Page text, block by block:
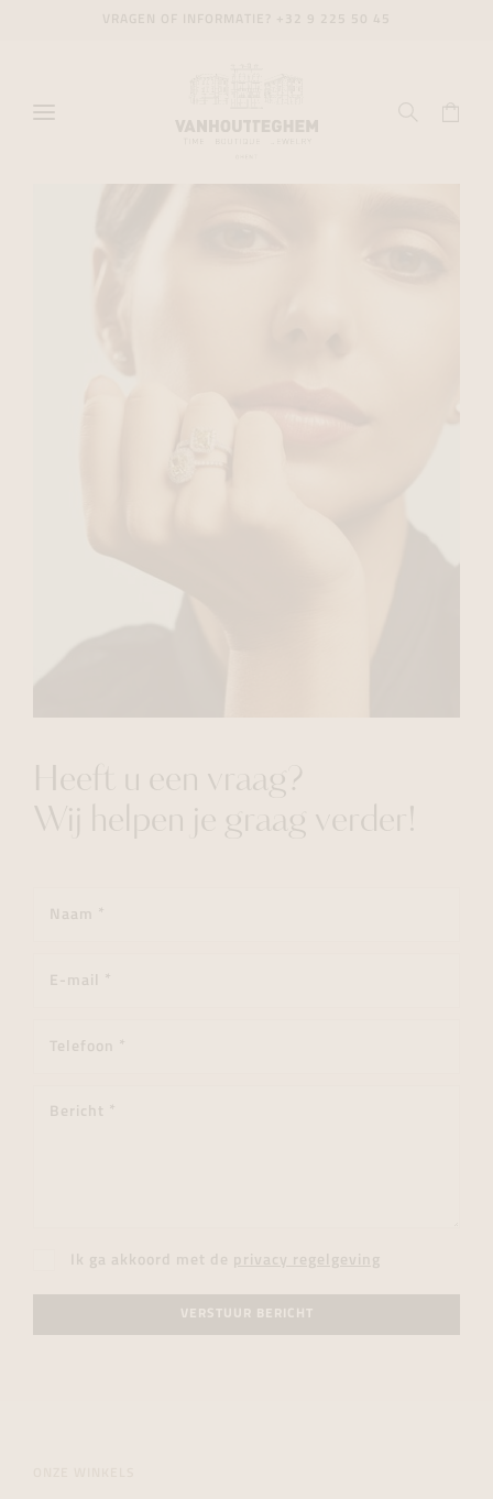
Heeft u een vraag?
Wij helpen je graag verder!
Ik ga akkoord met de privacy regelgeving
VERSTUUR BERICHT